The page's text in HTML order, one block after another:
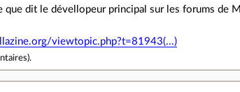
que dit le dévellopeur principal sur les forums de
viewtopic.php?t=81943(...)
).